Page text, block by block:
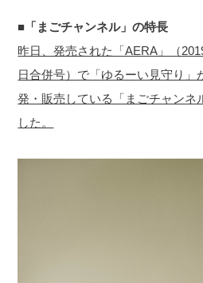
■「まごチャンネル」の特長
昨日、発売された「AERA」（
日合併号）で「ゆるーい見守り」
発・販売している「まごチャンネ
した。